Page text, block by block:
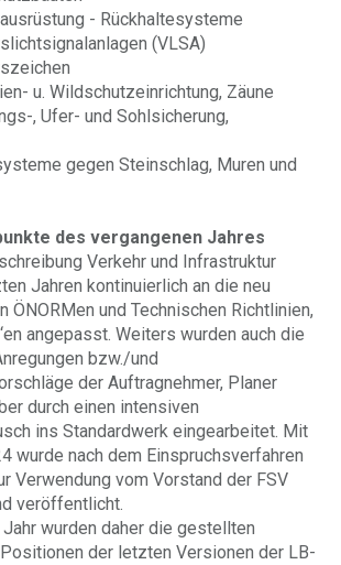
- Rückhaltesysteme
(VLSA)
u. Wildschutzeinrichtung, Zäune
, Ufer- und Sohlsicherung,
gegen Steinschlag, Muren und
des vergangenen Jahres
Verkehr und Infrastruktur
Jahren kontinuierlich an die neu
ÖNORMen und Technischen Richtlinien,
angepasst. Weiters wurden auch die
bzw./und
der Auftragnehmer, Planer
durch einen intensiven
ins Standardwerk eingearbeitet. Mit
wurde nach dem Einspruchsverfahren
Verwendung vom Vorstand der FSV
veröffentlicht.
wurden daher die gestellten
der letzten Versionen der LB-